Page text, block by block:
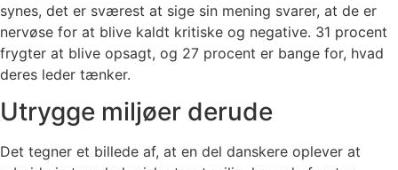
synes, det er sværest at sige sin mening svarer, at de er
nervøse for at blive kaldt kritiske og negative. 31 procent
frygter at blive opsagt, og 27 procent er bange for, hvad
deres leder tænker.
Utrygge miljøer derude
Det tegner et billede af, at en del danskere oplever at